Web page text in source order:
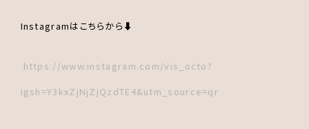
Instagramはこちらから⬇️
https://www.instagram.com/vis_octo?
igsh=Y3kxZjNjZjQzdTE4&utm_source=qr